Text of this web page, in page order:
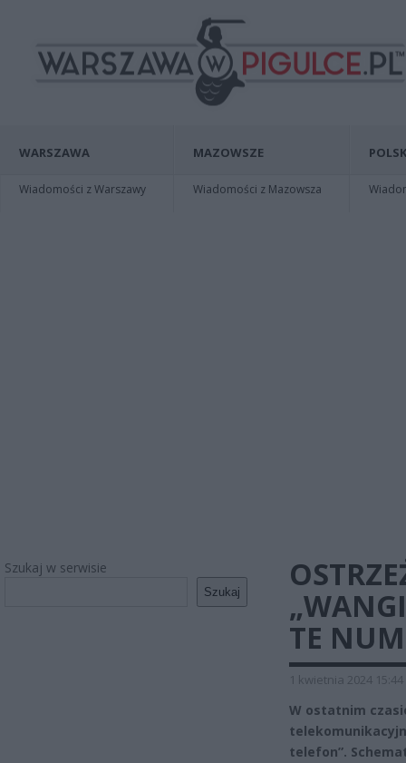
WARSZAWA
Wiadomości z Warszawy
MAZOWSZE
Wiadomości z Mazowsza
Szukaj w serwisie
Szukaj
TE
1 kwietnia 2024 15:44
W ostatnim
telefon”.